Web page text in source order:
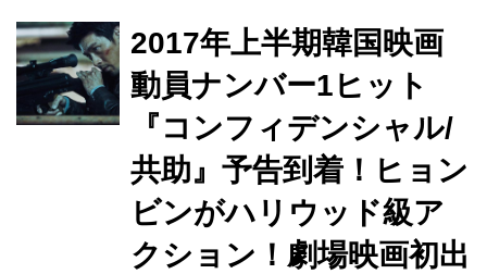
【コンフィデンシャル／共助】の日本
のファンの皆様へのメッセージ動画が
cinefilに到着いたしました。 本作の主
演にしてスタイリッシュなアクション
で魅せるのはドラマ「シークレット・
ガーデン」で日本でも圧倒的人気を獲
得したヒョンビン、上司の裏切りによ
り妻と仲間を殺され、復讐に燃える北
2017年上半期韓国映画
動員ナンバー1ヒット
『コンフィデンシャル/
共助』予告到着！ヒョン
ビンがハリウッド級ア
クション！劇場映画初出